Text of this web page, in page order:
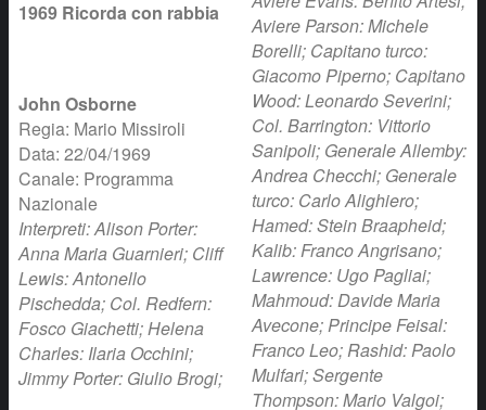
1969 Ricorda con rabbia
John Osborne
Regia: Mario Missiroli
Data: 22/04/1969
Canale: Programma
Nazionale
Interpreti: Alison Porter:
Anna Maria Guarnieri; Cliff
Lewis: Antonello
Pischedda; Col. Redfern:
Fosco Giachetti; Helena
Charles: Ilaria Occhini;
Jimmy Porter: Giulio Brogi;
Aviere Parson: Michele
Borelli; Capitano turco:
Giacomo Piperno; Capitano
Wood: Leonardo Severini;
Col. Barrington: Vittorio
Sanipoli; Generale Allemby:
Andrea Checchi; Generale
turco: Carlo Alighiero;
Hamed: Stein Braapheid;
Kalib: Franco Angrisano;
Lawrence: Ugo Pagliai;
Mahmoud: Davide Maria
Avecone; Principe Feisal:
Franco Leo; Rashid: Paolo
Mulfari; Sergente
Thompson: Mario Valgoi;